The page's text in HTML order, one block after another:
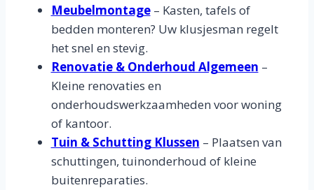
Meubelmontage– Kasten, tafels of
bedden monteren? Uw klusjesman regelt
het snel en stevig.
Renovatie & Onderhoud Algemeen –
Kleine renovaties en
onderhoudswerkzaamheden voor woning
of kantoor.
Tuin & Schutting Klussen – Plaatsen van
schuttingen, tuinonderhoud of kleine
buitenreparaties.